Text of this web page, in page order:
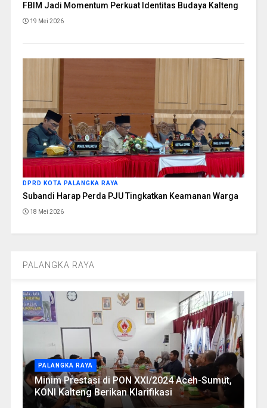
FBIM Jadi Momentum Perkuat Identitas Budaya Kalteng
19 Mei 2026
DPRD KOTA PALANGKA RAYA
Subandi Harap Perda PJU Tingkatkan Keamanan Warga
18 Mei 2026
PALANGKA RAYA
PALANGKA RAYA
Minim Prestasi di PON XXI/2024 Aceh-Sumut,
KONI Kalteng Berikan Klarifikasi